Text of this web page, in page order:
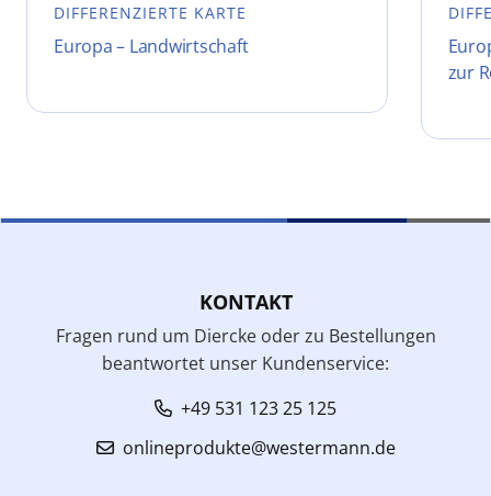
DIFFERENZIERTE KARTE
Europa – Landwirtschaft
zur
KONTAKT
Fragen rund um Diercke oder zu Bestellungen
beantwortet unser Kundenservice:
+49 531 123 25 125
onlineprodukte@westermann.de